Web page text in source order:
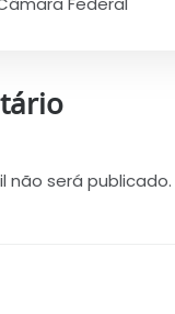
não será publicado.